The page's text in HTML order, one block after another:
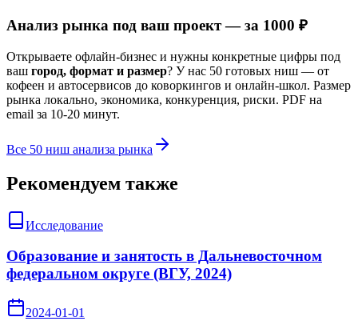
Анализ рынка под ваш проект — за 1000 ₽
Открываете офлайн-бизнес и нужны конкретные цифры под
ваш город, формат и размер? У нас 50 готовых ниш — от
кофеен и автосервисов до коворкингов и онлайн-школ. Размер
рынка локально, экономика, конкуренция, риски. PDF на
email за 10-20 минут.
Все 50 ниш анализа рынка
Рекомендуем также
Исследование
Образование и занятость в Дальневосточном
федеральном округе (ВГУ, 2024)
2024-01-01